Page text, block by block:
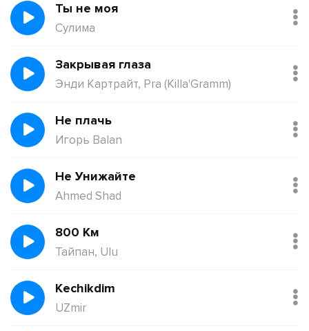
Ты не моя
Сулима
Закрывая глаза
Энди Картрайт, Pra (Killa'Gramm)
Не плачь
Игорь Balan
Не Унижайте
Ahmed Shad
800 Км
Тайпан, Ulu
Kechikdim
UZmir